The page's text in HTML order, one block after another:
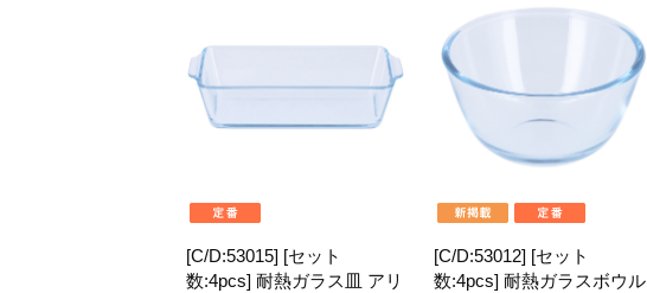
[C/D:53015] [セット
数:4pcs] 耐熱ガラス皿 アリ
[C/D:53012] [セット
数:4pcs] 耐熱ガラスボウル